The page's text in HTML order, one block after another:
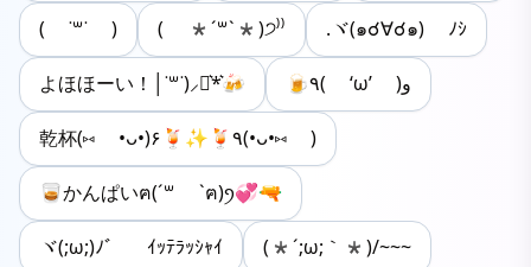
( ˙꒳​˙ ) ( *´꒳`*)੭⁾⁾ .ヾ(๑☌∀☌๑) ﾉｼ
よほほーい！│˙꒳​˙)⸝⋆͛*͛🍻 🍺٩( ‘ω’ )و
乾杯‎(⑅ •ᴗ•)۶🍹✨🍹٩(•ᴗ•⑅ )
🥃かんぱいฅ(´꒳ `ฅ)ꪆ💞🔫
ヾ(;ω;)ﾉ゛ ｲｯﾃﾗｯｼｬｲ (*´;ω;｀*)/~~~